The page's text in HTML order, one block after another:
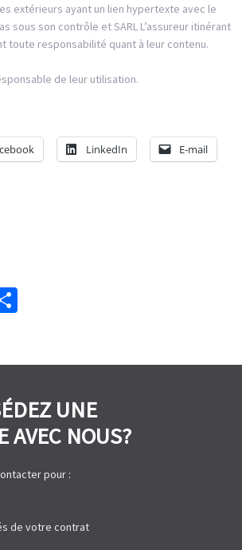
extérieurs ayant un lien hypertexte avec le
sous son contrôle et SARL L’assureur itinérant
toute responsabilité quant à leur contenu.
de leur utilisation.
LinkedIn E-mail
UNE
AVEC NOUS?
pour :
de votre contrat